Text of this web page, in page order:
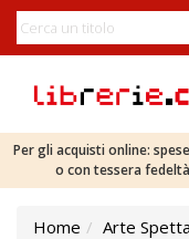
Per gli acquisti online:
o con tessera
Home Arte